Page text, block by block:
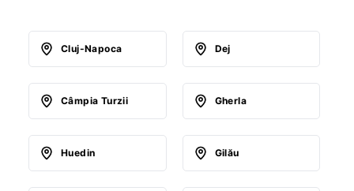
Cluj-Napoca Dej
Câmpia Turzii Gherla
Huedin Gilău